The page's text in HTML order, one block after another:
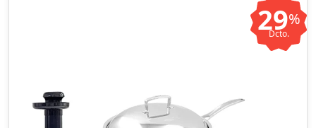
29%
Dcto.